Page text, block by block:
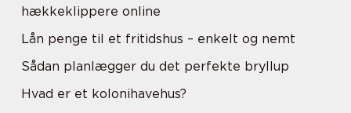
hækkeklippere online
Lån penge til et fritidshus – enkelt og nemt
Sådan planlægger du det perfekte bryllup
Hvad er et kolonihavehus?